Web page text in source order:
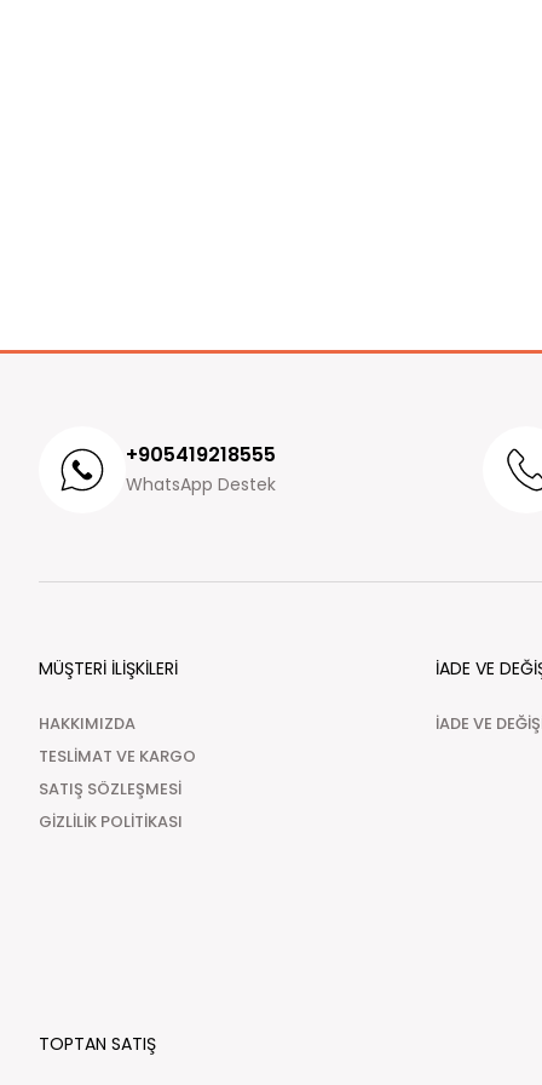
+905419218555
WhatsApp Destek
MÜŞTERİ İLİŞKİLERİ
HAKKIMIZDA
TESLİMAT VE KARGO
SATIŞ SÖZLEŞMESİ
GİZLİLİK POLİTİKASI
İADE VE
İADE VE
TOPTAN SATIŞ